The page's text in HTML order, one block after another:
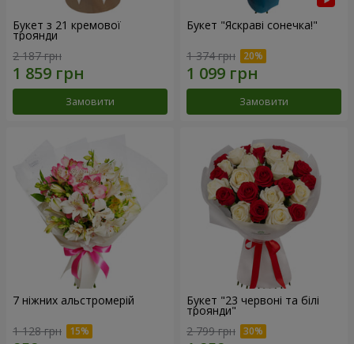
Букет з 21 кремової
троянди
2 187 грн
Замовити
Букет "Яскраві сонечка!"
1 374 грн
Замовити
7 ніжних альстромерій
1 128 грн
Букет "23 червоні та білі
троянди"
2 799 грн